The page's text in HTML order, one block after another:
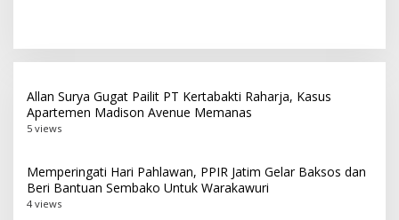
Allan Surya Gugat Pailit PT Kertabakti Raharja, Kasus
Apartemen Madison Avenue Memanas
5 views
Memperingati Hari Pahlawan, PPIR Jatim Gelar Baksos dan
Beri Bantuan Sembako Untuk Warakawuri
4 views